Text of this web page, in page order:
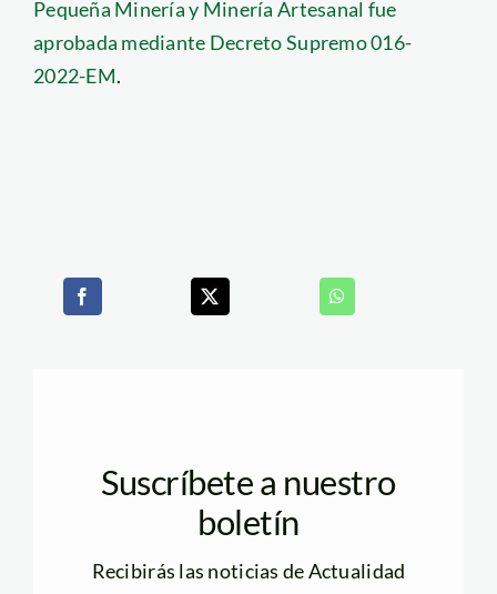
Pequeña Minería y Minería Artesanal fue
aprobada mediante Decreto Supremo 016-
2022-EM.